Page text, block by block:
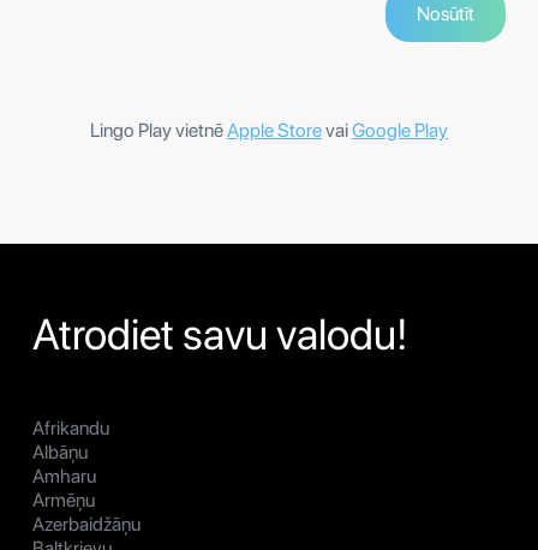
Lingo Play vietnēApple StorevaiGoogle Play
Atrodiet savu valodu!
Afrikandu
Albāņu
Amharu
Armēņu
Azerbaidžāņu